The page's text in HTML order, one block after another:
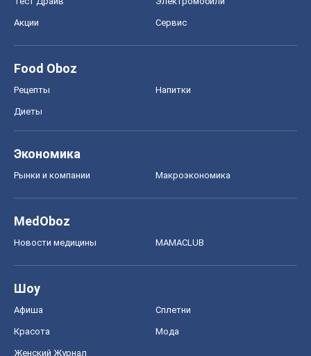
Акции Сервис
Food Oboz
Рецепты Напитки
Диеты
Экономика
Рынки и компании Mакроэкономика
MedOboz
Новости медицины MAMACLUB
Шоу
Афиша Сплетни
Красота Мода
Женский Журнал